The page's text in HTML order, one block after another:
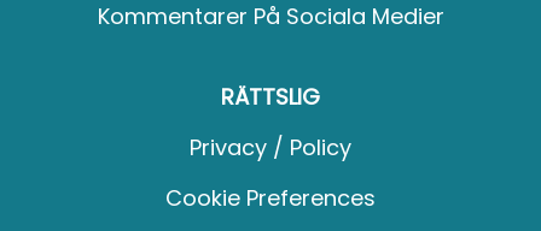
Kommentarer På Sociala Medier
RÄTTSLIG
Privacy / Policy
Cookie Preferences